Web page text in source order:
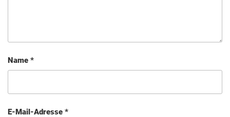
Name *
E-Mail-Adresse *